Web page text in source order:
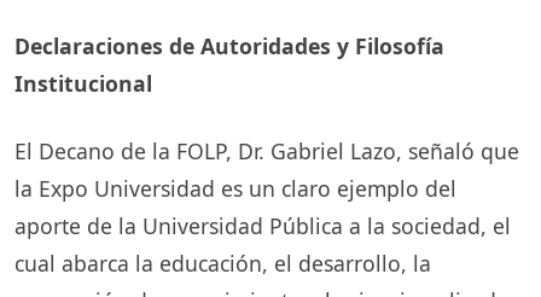
Declaraciones de Autoridades y Filosofía
Institucional
El Decano de la FOLP, Dr. Gabriel Lazo, señaló que
la Expo Universidad es un claro ejemplo del
aporte de la Universidad Pública a la sociedad, el
cual abarca la educación, el desarrollo, la